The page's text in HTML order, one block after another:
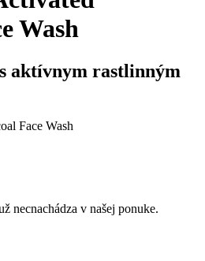
Wash
aktívnym rastlinným
Face Wash
necnachádza v našej ponuke.